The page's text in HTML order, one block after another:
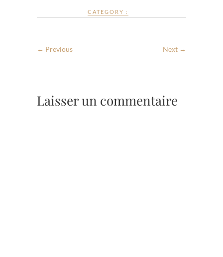
CATEGORY :
← Previous Next →
Laisser un commentaire